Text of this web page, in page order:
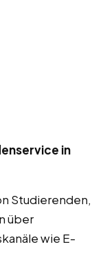
in
Studierenden,
über
wie E-